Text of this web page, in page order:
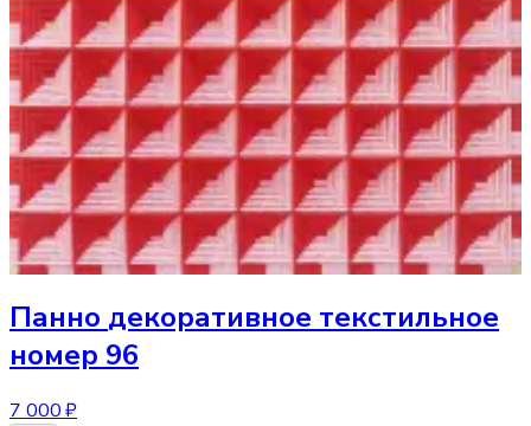
Панно декоративное текстильное
номер 96
7 000 ₽